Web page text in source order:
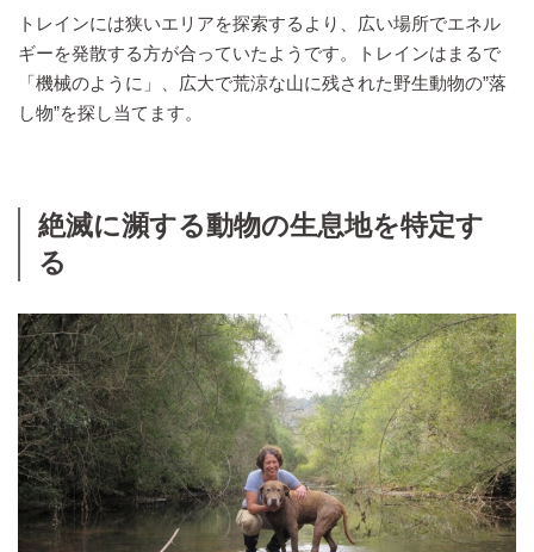
トレインには狭いエリアを探索するより、広い場所でエネル
ギーを発散する方が合っていたようです。トレインはまるで
「機械のように」、広大で荒涼な山に残された野生動物の”落
し物”を探し当てます。
絶滅に瀕する動物の生息地を特定す
る